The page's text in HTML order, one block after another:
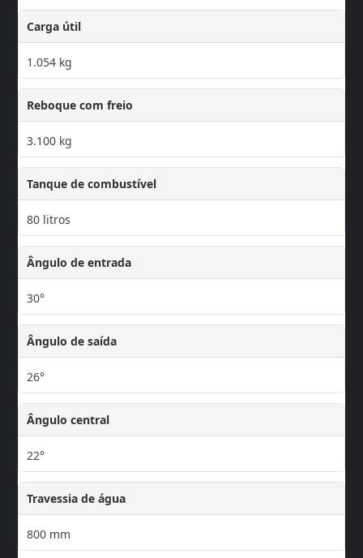
Carga útil
1.054 kg
Reboque com freio
3.100 kg
Tanque de combustível
80 litros
Ângulo de entrada
30°
Ângulo de saída
26°
Ângulo central
22°
Travessia de água
800 mm